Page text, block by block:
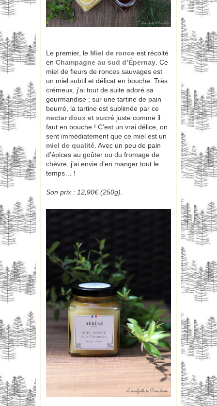
Le premier, le Miel de ronce est récolté
en Champagne au sud d’Épernay. Ce
miel de fleurs de ronces sauvages est
un miel subtil et délicat en bouche. Très
crémeux, j’ai tout de suite adoré sa
gourmandise ; sur une tartine de pain
beurré, la tartine est sublimée par ce
nectar doux et sucré juste comme il
faut en bouche ! C’est un vrai délice, on
sent immédiatement que ce miel est un
miel de qualité. Avec un peu de pain
d’épices au goûter ou du fromage de
chèvre, j’ai envie d’en manger tout le
temps… !
Son prix : 12,90€ (250g).